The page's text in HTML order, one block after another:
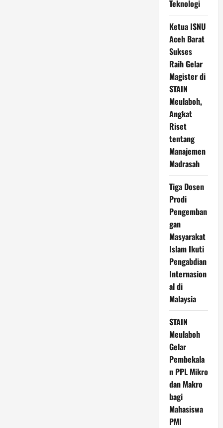
Teknologi
Ketua ISNU
Aceh Barat
Sukses
Raih Gelar
Magister di
STAIN
Meulaboh,
Angkat
Riset
tentang
Manajemen
Madrasah
Tiga Dosen
Prodi
Pengemban
gan
Masyarakat
Islam Ikuti
Pengabdian
Internasion
al di
Malaysia
STAIN
Meulaboh
Gelar
Pembekala
n PPL Mikro
dan Makro
bagi
Mahasiswa
PMI